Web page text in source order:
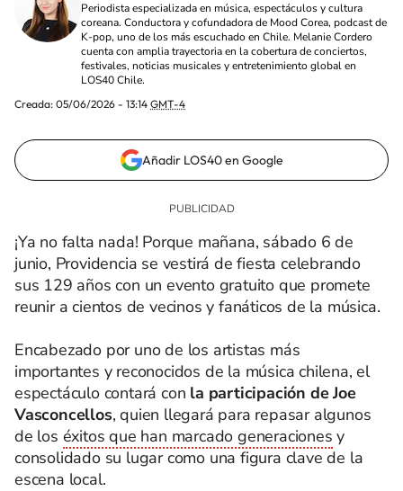
Periodista especializada en música, espectáculos y cultura
coreana. Conductora y cofundadora de Mood Corea, podcast de
K-pop, uno de los más escuchado en Chile. Melanie Cordero
cuenta con amplia trayectoria en la cobertura de conciertos,
festivales, noticias musicales y entretenimiento global en
LOS40 Chile.
Creada: 05/06/2026 - 13:14 GMT-4
Añadir LOS40 en Google
¡Ya no falta nada! Porque mañana, sábado 6 de
junio, Providencia se vestirá de fiesta celebrando
sus 129 años con un evento gratuito que promete
reunir a cientos de vecinos y fanáticos de la música.
Encabezado por uno de los artistas más
importantes y reconocidos de la música chilena, el
espectáculo contará con la participación de Joe
Vasconcellos, quien llegará para repasar algunos
de los éxitos que han marcado generaciones y
consolidado su lugar como una figura clave de la
escena local.